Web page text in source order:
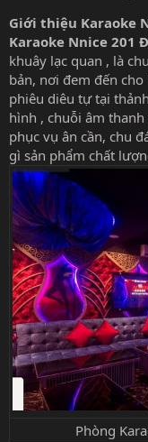
Giới thiệu Karaoke
Karaoke Nnice 201
khuây lạc quan , là
bản, nơi đem đến
phiêu diêu tự tại
hình , chuỗi âm
phục vụ ân cần, chu
gì sản phẩm chất
Phòng